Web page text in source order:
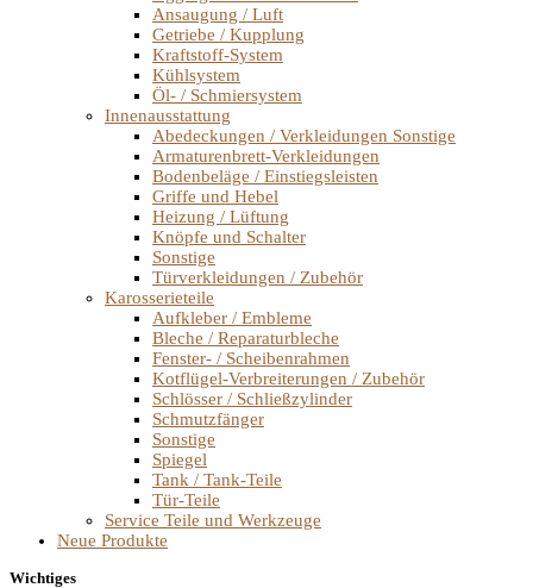
Ansaugung / Luft
Getriebe / Kupplung
Kraftstoff-System
Kühlsystem
Öl- / Schmiersystem
Innenausstattung
Abedeckungen / Verkleidungen Sonstige
Armaturenbrett-Verkleidungen
Bodenbeläge / Einstiegsleisten
Griffe und Hebel
Heizung / Lüftung
Knöpfe und Schalter
Sonstige
Türverkleidungen / Zubehör
Karosserieteile
Aufkleber / Embleme
Bleche / Reparaturbleche
Fenster- / Scheibenrahmen
Kotflügel-Verbreiterungen / Zubehör
Schlösser / Schließzylinder
Schmutzfänger
Sonstige
Spiegel
Tank / Tank-Teile
Tür-Teile
Service Teile und Werkzeuge
Neue Produkte
Wichtiges